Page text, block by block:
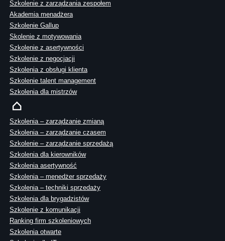
Szkolenie z zarządzania zespołem
Akademia menadżera
Szkolenie Gallup
Skolenie z motywowania
Szkolenie z asertywności
Szkolenie z negocjacji
Szkolenia z obsługi klienta
Szkolenie talent management
Szkolenia dla mistrzów
Szkolenia – zarządzanie zmianą
Szkolenia – zarządzanie czasem
Szkolenie – zarządzanie sprzedażą
Szkolenia dla kierowników
Szkolenia asertywność
Szkolenia – menedżer sprzedaży
Szkolenia – techniki sprzedaży
Szkolenia dla brygadzistów
Szkolenie z komunikacji
Ranking firm szkoleniowych
Szkolenia otwarte